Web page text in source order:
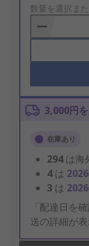
to
Basket
数量を選択ま
3,000円
在庫あり
294は海
4は
3 は
「配達日を
送の詳細が表